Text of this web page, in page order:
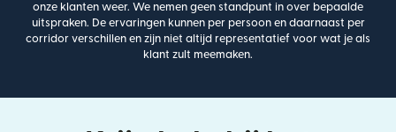
onze klanten weer. We nemen geen standpunt in over bepaalde
uitspraken. De ervaringen kunnen per persoon en daarnaast per
corridor verschillen en zijn niet altijd representatief voor wat je als
klant zult meemaken.